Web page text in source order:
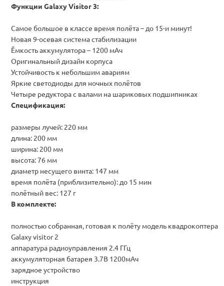
Функции Galaxy Visitor 3:
Самое большое в классе время полёта – до 15-и минут!
Новая 9-осевая система стабилизации
Ёмкость аккумулятора – 1200 мАч
Оригинальный дизайн корпуса
Устойчивость к небольшим авариям
Яркие светодиоды для ночных полётов
Четыре редуктора с валами на шариковых подшипниках
Спецификация:
размеры лучей: 220 мм
длина: 200 мм
ширина: 200 мм
высота: 76 мм
диаметр несущего винта: 147 мм
время полёта (приблизительно): до 15 мин
полётный вес: 127 г
В комплекте:
полностью собранная, готовая к полёту модель квадрокоптера
Galaxy visitor 2
аппаратура радиоуправления 2.4 ГГц
аккумуляторная батарея 3.7В 1200мАч
зарядное устройство
инструкция